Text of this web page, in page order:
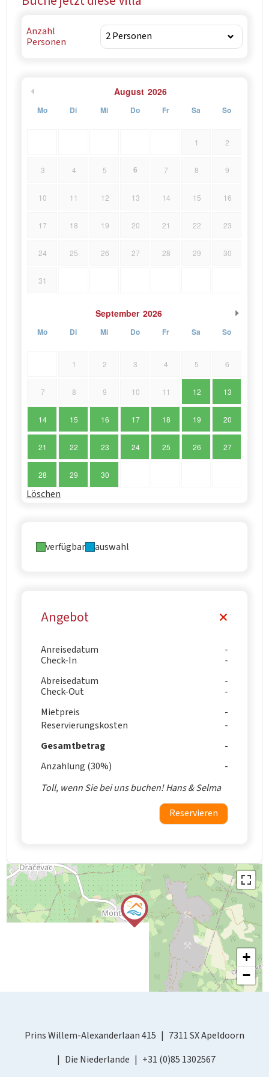
Anzahl
Personen
August 2026
Mo Di Mi Do Fr Sa So
1 2
3 4 5 6 7 8 9
10 11 12 13 14 15 16
17 18 19 20 21 22 23
24 25 26 27 28 29 30
31
September 2026
Mo Di Mi Do Fr Sa So
1 2 3 4 5 6
7 8 9 10 11 12 13
14 15 16 17 18 19 20
21 22 23 24 25 26 27
28 29 30
Löschen
verfügbar auswahl
Angebot
Anreisedatum
Check-In
Abreisedatum
Check-Out
Mietpreis
Reservierungskosten
Gesamtbetrag
Anzahlung (30%)
Toll, wenn Sie bei uns buchen! Hans & Selma
Reservieren
+
−
Prins Willem-Alexanderlaan 415
7311 SX Apeldoorn
Die Niederlande
+31 (0)85 1302567